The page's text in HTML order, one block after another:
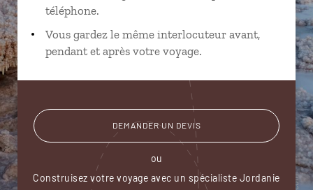
téléphone.
Vous gardez le même interlocuteur avant,
pendant et après votre voyage.
DEMANDER UN DEVIS
ou
Construisez votre voyage avec un spécialiste Jordanie